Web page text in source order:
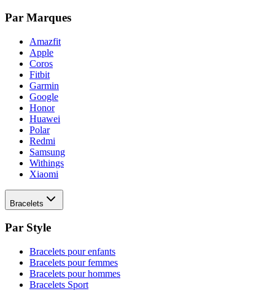
Par Marques
Amazfit
Apple
Coros
Fitbit
Garmin
Google
Honor
Huawei
Polar
Redmi
Samsung
Withings
Xiaomi
Bracelets
Par Style
Bracelets pour enfants
Bracelets pour femmes
Bracelets pour hommes
Bracelets Sport